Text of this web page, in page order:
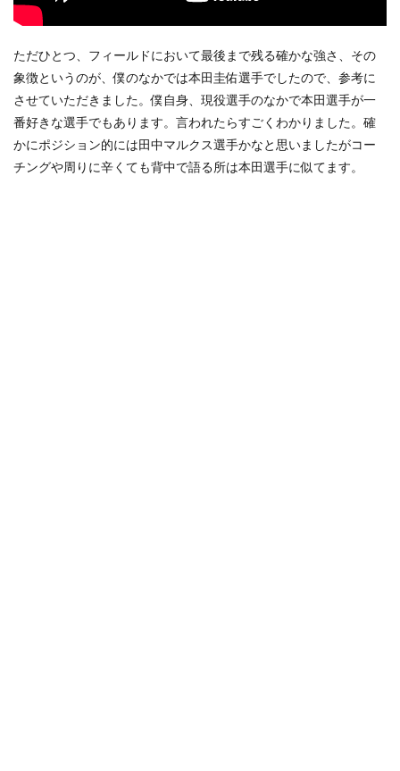
ただひとつ、フィールドにおいて最後まで残る確かな強さ、その
象徴というのが、僕のなかでは本田圭佑選手でしたので、参考に
させていただきました。僕自身、現役選手のなかで本田選手が一
番好きな選手でもあります。 言われたらすごくわかりました。 確
かにポジション的には田中マルクス選手かなと思いましたがコー
チングや周りに辛くても背中で語る所は本田選手に似てます。